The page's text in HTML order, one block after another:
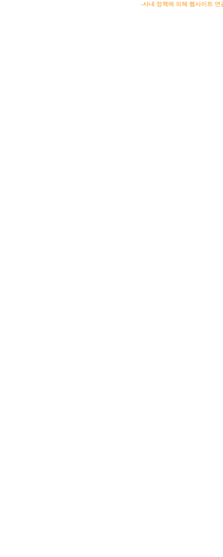
-사내 정책에 의해 웹사이트